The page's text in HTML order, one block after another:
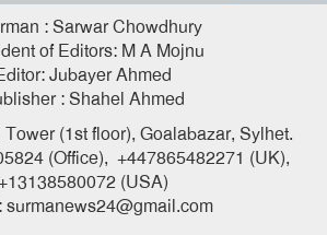
: Sarwar Chowdhury
of Editors: M A Mojnu
Jubayer Ahmed
: Shahel Ahmed
(1st floor), Goalabazar, Sylhet.
(Office), +447865482271 (UK),
(USA)
surmanews24@gmail.com